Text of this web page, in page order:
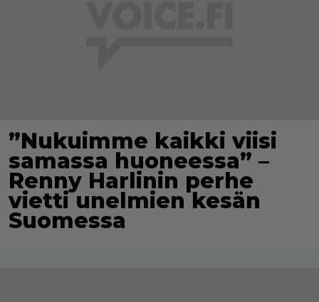
”Nukuimme kaikki viisi
samassa huoneessa” –
Renny Harlinin perhe
vietti unelmien kesän
Suomessa